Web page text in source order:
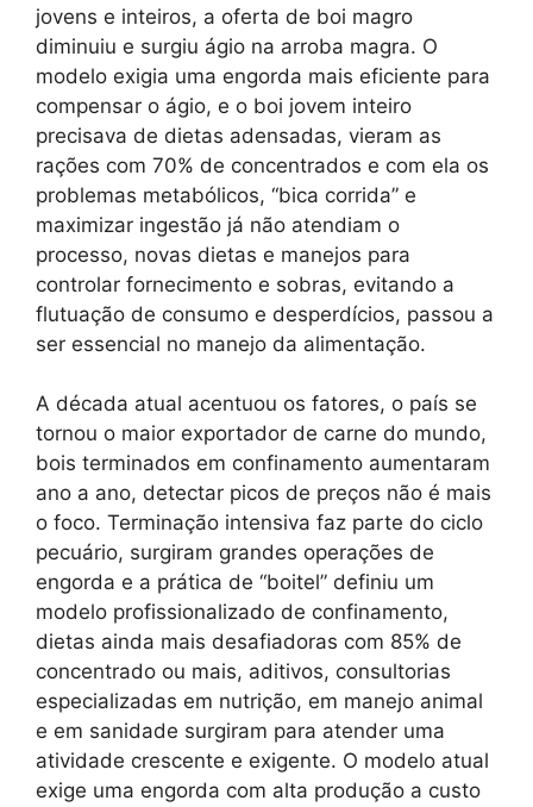
jovens e inteiros, a oferta de boi magro
diminuiu e surgiu ágio na arroba magra. O
modelo exigia uma engorda mais eficiente para
compensar o ágio, e o boi jovem inteiro
precisava de dietas adensadas, vieram as
rações com 70% de concentrados e com ela os
problemas metabólicos, “bica corrida” e
maximizar ingestão já não atendiam o
processo, novas dietas e manejos para
controlar fornecimento e sobras, evitando a
flutuação de consumo e desperdícios, passou a
ser essencial no manejo da alimentação.
A década atual acentuou os fatores, o país se
tornou o maior exportador de carne do mundo,
bois terminados em confinamento aumentaram
ano a ano, detectar picos de preços não é mais
o foco. Terminação intensiva faz parte do ciclo
pecuário, surgiram grandes operações de
engorda e a prática de “boitel” definiu um
modelo profissionalizado de confinamento,
dietas ainda mais desafiadoras com 85% de
concentrado ou mais, aditivos, consultorias
especializadas em nutrição, em manejo animal
e em sanidade surgiram para atender uma
atividade crescente e exigente. O modelo atual
exige uma engorda com alta produção a custo